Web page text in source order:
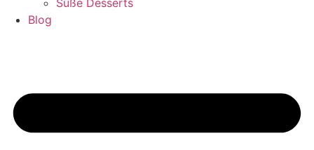
Süße Desserts
Blog